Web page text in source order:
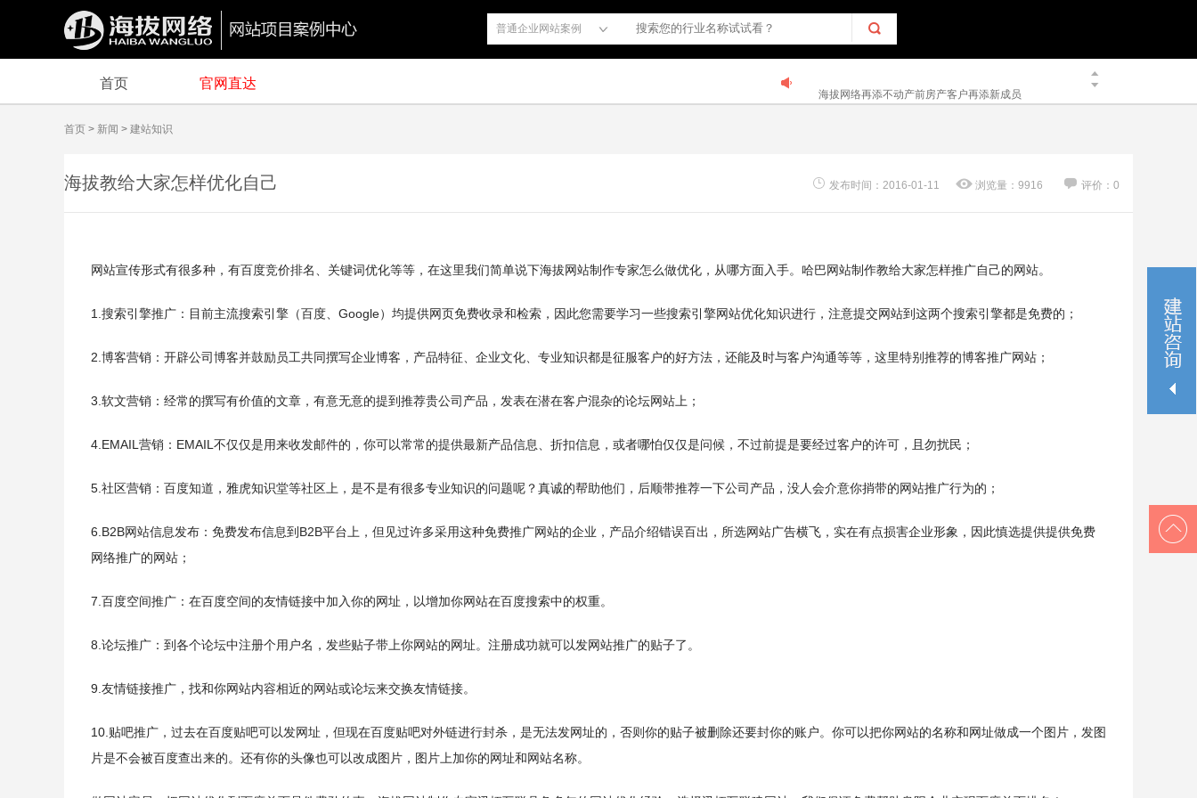
普通企业网站案例
首页 官网直达
海拔网络的最新客户案例——新居网
2014/12/12
热烈祝贺海拔网络乔迁新址 2016/01/27
首页 > 新闻 > 建站知识
海拔教给大家怎样优化自己 发布时间：2016-01-11 浏览量：9916 评价：0
网站宣传形式有很多种，有百度竞价排名、关键词优化等等，在这里我们简单说下海拔网站制作专家怎么做优化，从哪方面入手。哈巴网站制作教给大家怎样推广自己的网站。
1.搜索引擎推广：目前主流搜索引擎（百度、Google）均提供网页免费收录和检索，因此您需要学习一些搜索引擎网站优化知识进行，注意提交网站到这两个搜索引擎都是免费的；
2.博客营销：开辟公司博客并鼓励员工共同撰写企业博客，产品特征、企业文化、专业知识都是征服客户的好方法，还能及时与客户沟通等等，这里特别推荐的博客推广网站；
3.软文营销：经常的撰写有价值的文章，有意无意的提到推荐贵公司产品，发表在潜在客户混杂的论坛网站上；
4.EMAIL营销：EMAIL不仅仅是用来收发邮件的，你可以常常的提供最新产品信息、折扣信息，或者哪怕仅仅是问候，不过前提是要经过客户的许可，且勿扰民；
5.社区营销：百度知道，雅虎知识堂等社区上，是不是有很多专业知识的问题呢？真诚的帮助他们，后顺带推荐一下公司产品，没人会介意你捎带的网站推广行为的；
6.B2B网站信息发布：免费发布信息到B2B平台上，但见过许多采用这种免费推广网站的企业，产品介绍错误百出，所选网站广告横飞，实在有点损害企业形象，因此慎选提供提供免费
网络推广的网站；
7.百度空间推广：在百度空间的友情链接中加入你的网址，以增加你网站在百度搜索中的权重。
8.论坛推广：到各个论坛中注册个用户名，发些贴子带上你网站的网址。注册成功就可以发网站推广的贴子了。
9.友情链接推广，找和你网站内容相近的网站或论坛来交换友情链接。
10.贴吧推广，过去在百度贴吧可以发网址，但现在百度贴吧对外链进行封杀，是无法发网址的，否则你的贴子被删除还要封你的账户。你可以把你网站的名称和网址做成一个图片，发图
片是不会被百度查出来的。还有你的头像也可以改成图片，图片上加你的网址和网站名称。